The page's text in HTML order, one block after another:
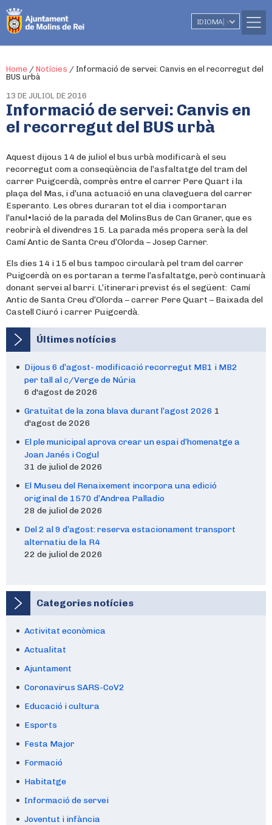
IDIOMA ▼
Home / Notícies / Informació de servei: Canvis en el recorregut del
BUS urbà
13 DE JULIOL DE 2016
Informació de servei: Canvis en
el recorregut del BUS urbà
Aquest dijous 14 de juliol el bus urbà modificarà el seu
recorregut com a conseqüència de l’asfaltatge del tram del
carrer Puigcerdà, comprès entre el carrer Pere Quart i la
plaça del Mas, i d’una actuació en una claveguera del carrer
Esperanto. Les obres duraran tot el dia i comportaran
l’anul•lació de la parada del MolinsBus de Can Graner, que es
reobrirà el divendres 15. La parada més propera serà la del
Camí Antic de Santa Creu d’Olorda – Josep Carner.
Els dies 14 i 15 el bus tampoc circularà pel tram del carrer
Puigcerdà on es portaran a terme l’asfaltatge, però continuarà
donant servei al barri. L’itinerari previst és el següent: Camí
Antic de Santa Creu d’Olorda – carrer Pere Quart – Baixada del
Castell Ciuró i carrer Puigcerdà.
Últimes notícies
Dijous 6 d’agost- modificació recorregut MB1 i MB2
per tall al c/Verge de Núria
6 d'agost de 2026
Gratuïtat de la zona blava durant l’agost 2026 1
d'agost de 2026
El ple municipal aprova crear un espai d’homenatge a
Joan Janés i Cogul
31 de juliol de 2026
El Museu del Renaixement incorpora una edició
original de 1570 d’Andrea Palladio
28 de juliol de 2026
Del 2 al 9 d’agost: reserva estacionament transport
alternatiu de la R4
22 de juliol de 2026
Categories notícies
Activitat econòmica
Actualitat
Ajuntament
Coronavirus SARS-CoV2
Educació i cultura
Esports
Festa Major
Formació
Habitatge
Informació de servei
Joventut i infància